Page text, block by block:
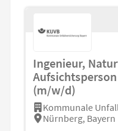
Ingenieur,
(m/w/d)
Kommunale
Nürnberg, Bayern